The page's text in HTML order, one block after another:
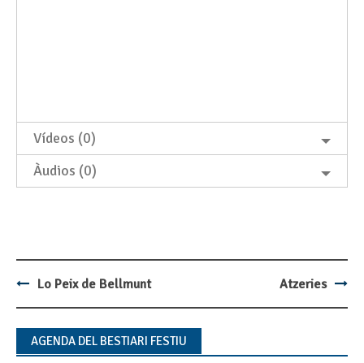
Vídeos (0)
Àudios (0)
Post
navigation
Lo Peix de Bellmunt Atzeries
AGENDA DEL BESTIARI FESTIU